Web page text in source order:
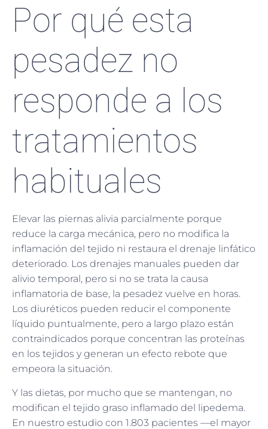
Por qué esta
pesadez no
responde a los
tratamientos
habituales
Elevar las piernas alivia parcialmente porque
reduce la carga mecánica, pero no modifica la
inflamación del tejido ni restaura el drenaje linfático
deteriorado. Los drenajes manuales pueden dar
alivio temporal, pero si no se trata la causa
inflamatoria de base, la pesadez vuelve en horas.
Los diuréticos pueden reducir el componente
líquido puntualmente, pero a largo plazo están
contraindicados porque concentran las proteínas
en los tejidos y generan un efecto rebote que
empeora la situación.
Y las dietas, por mucho que se mantengan, no
modifican el tejido graso inflamado del lipedema.
En nuestro estudio con 1.803 pacientes —el mayor